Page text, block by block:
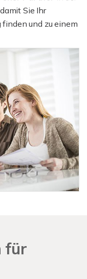
Sie Ihr
finden und zu einem
für